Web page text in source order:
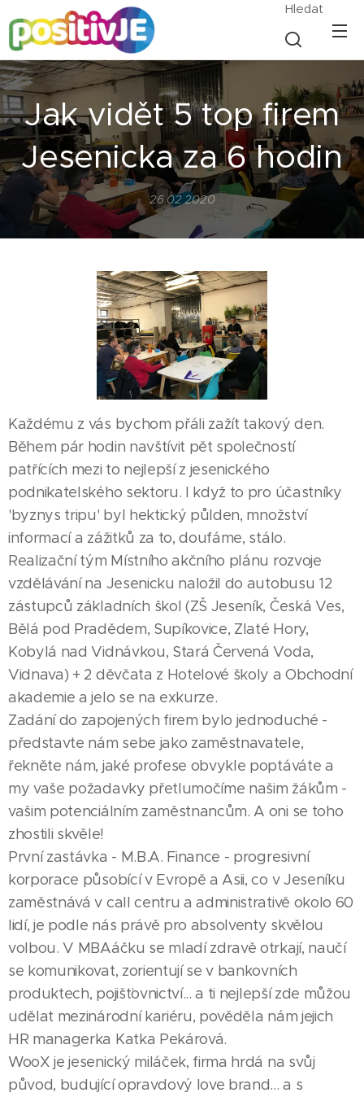
Hledat
Jak vidět 5 top firem
Jesenicka za 6 hodin
26.02.2020
Každému z vás bychom přáli zažít takový den.
Během pár hodin navštívit pět společností
patřících mezi to nejlepší z jesenického
podnikatelského sektoru. I když to pro účastníky
'byznys tripu' byl hektický půlden, množství
informací a zážitků za to, doufáme, stálo.
Realizační tým Místního akčního plánu rozvoje
vzdělávání na Jesenicku naložil do autobusu 12
zástupců základních škol (ZŠ Jeseník, Česká Ves,
Bělá pod Pradědem, Supíkovice, Zlaté Hory,
Kobylá nad Vidnávkou, Stará Červená Voda,
Vidnava) + 2 děvčata z Hotelové školy a Obchodní
akademie a jelo se na exkurze.
Zadání do zapojených firem bylo jednoduché -
představte nám sebe jako zaměstnavatele,
řekněte nám, jaké profese obvykle poptáváte a
my vaše požadavky přetlumočíme našim žákům -
vašim potenciálním zaměstnancům. A oni se toho
zhostili skvěle!
První zastávka - M.B.A. Finance - progresivní
korporace působící v Evropě a Asii, co v Jeseníku
zaměstnává v call centru a administrativě okolo 60
lidí, je podle nás právě pro absolventy skvělou
volbou. V MBAáčku se mladí zdravě otrkají, naučí
se komunikovat, zorientují se v bankovních
produktech, pojišťovnictví... a ti nejlepší zde můžou
udělat mezinárodní kariéru, pověděla nám jejich
HR managerka Katka Pekárová.
WooX je jesenický miláček, firma hrdá na svůj
původ, budující opravdový love brand... a s